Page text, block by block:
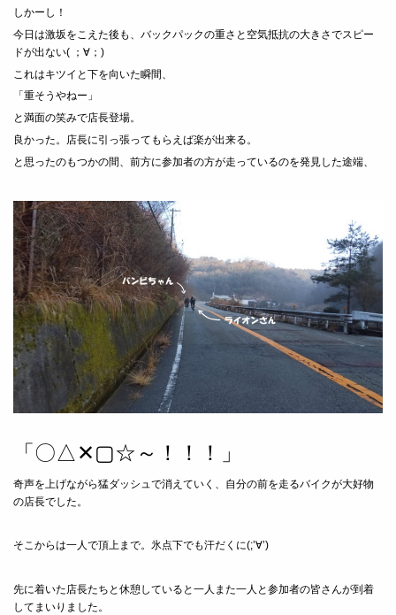
しかーし！
今日は激坂をこえた後も、バックパックの重さと空気抵抗の大きさでスピー
ドが出ない( ；∀；)
これはキツイと下を向いた瞬間、
「重そうやねー」
と満面の笑みで店長登場。
良かった。店長に引っ張ってもらえば楽が出来る。
と思ったのもつかの間、前方に参加者の方が走っているのを発見した途端、
「〇△✕▢☆～！！！」
奇声を上げながら猛ダッシュで消えていく、自分の前を走るバイクが大好物
の店長でした。
そこからは一人で頂上まで。氷点下でも汗だくに(;’∀’)
先に着いた店長たちと休憩していると一人また一人と参加者の皆さんが到着
してまいりました。